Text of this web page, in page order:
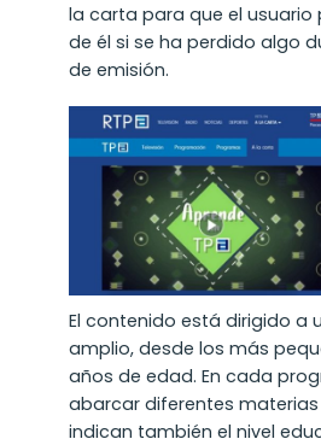
la carta para que el usuario
de él si se ha perdido algo
de emisión.
El contenido está dirigido a
amplio, desde los más
años de edad. En cada
abarcar diferentes
indican también el nivel